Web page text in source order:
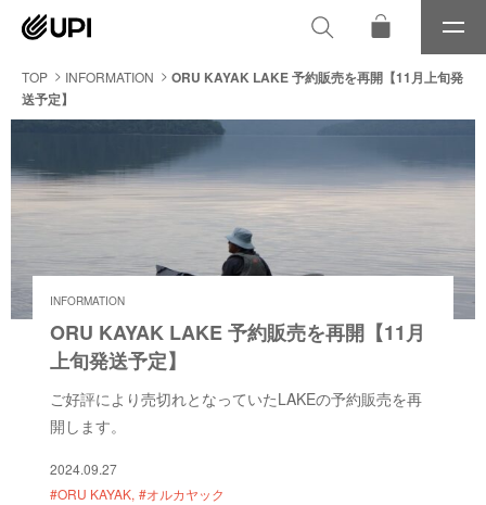
メ
ニ
ュ
TOP INFORMATION
ORU KAYAK LAKE 予約販売を再開【11月上旬発
送予定】
INFORMATION
ORU KAYAK LAKE 予約販売を再開【11月
上旬発送予定】
ご好評により売切れとなっていたLAKEの予約販売を再
開します。
2024.09.27
#ORU KAYAK #オルカヤック